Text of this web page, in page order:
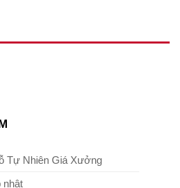
Tự Nhiên Giá Xưởng
nhật